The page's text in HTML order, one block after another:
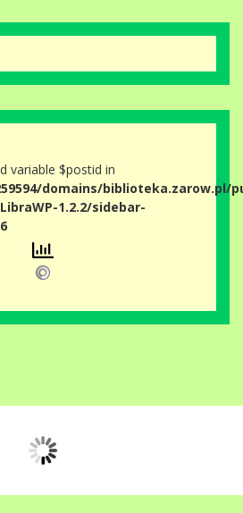
variable $postid in
domains/biblioteka.zarow.pl/
1.2.2/sidebar-
6